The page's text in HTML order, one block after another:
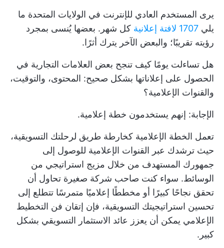
يرى المستخدم العادي للإنترنت في الولايات المتحدة ما
يلي 1707 لافتة إعلانية
كل شهر. بعضها يُنسى بمجرد
رؤيته تقريبًا؛ والبعض الآخر يترك أثرًا.
هل تساءلت يومًا كيف تنجح بعض العلامات التجارية في
الحصول على إعلاناتها بشكل صحيح: المحتوى، والتوقيت،
والقنوات الإعلامية؟
الإجابة: إنهم يستخدمون خطة إعلامية.
تعمل الخطة الإعلامية كخارطة طريق لرحلتك التسويقية،
حيث ترشدك عبر القنوات الإعلامية للوصول إلى
جمهورك المستهدف من خلال مزيج استراتيجي من
الوسائط. سواء كنت صاحب شركة صغيرة تحاول أن
تحقق نجاحًا كبيرًا أو مخططًا إعلاميًا متمرسًا تتطلع إلى
تحسين استراتيجيتك التسويقية، فإن إتقان فن التخطيط
الإعلامي يمكن أن يعزز عائد الاستثمار التسويقي بشكل
كبير.